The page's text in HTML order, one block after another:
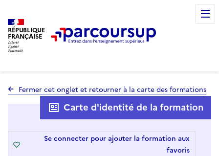
RÉPUBLIQUE
FRANÇAISE
Fermer cet onglet et retourner à la carte des formations
Carte d'identité de la formation
Se connecter pour ajouter la formation aux
favoris